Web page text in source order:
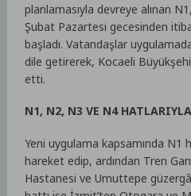
planlamasıyla devreye alınan
Şubat Pazartesi gecesinden
başladı. Vatandaşlar
dile getirerek, Kocaeli
etti.
N1, N2, N3 VE N4
Yeni uygulama kapsamında N1
hareket edip, ardından Tren
Hastanesi ve Umuttepe